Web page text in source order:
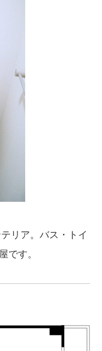
リア。バス・トイ
です。